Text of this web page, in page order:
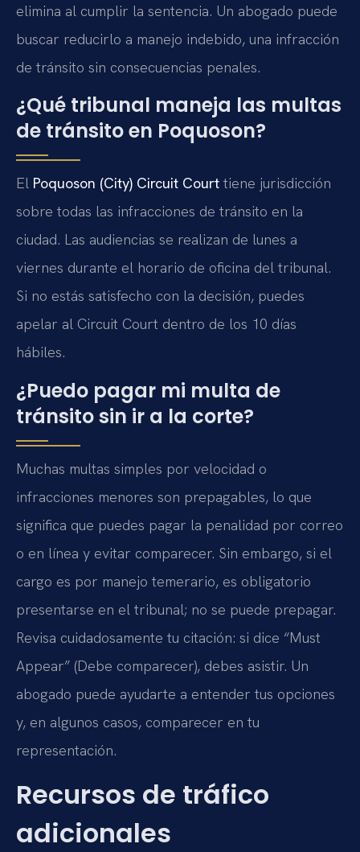
elimina al cumplir la sentencia. Un abogado puede
buscar reducirlo a manejo indebido, una infracción
de tránsito sin consecuencias penales.
¿Qué tribunal maneja las multas
de tránsito en Poquoson?
El Poquoson (City) Circuit Court tiene jurisdicción
sobre todas las infracciones de tránsito en la
ciudad. Las audiencias se realizan de lunes a
viernes durante el horario de oficina del tribunal.
Si no estás satisfecho con la decisión, puedes
apelar al Circuit Court dentro de los 10 días
hábiles.
¿Puedo pagar mi multa de
tránsito sin ir a la corte?
Muchas multas simples por velocidad o
infracciones menores son prepagables, lo que
significa que puedes pagar la penalidad por correo
o en línea y evitar comparecer. Sin embargo, si el
cargo es por manejo temerario, es obligatorio
presentarse en el tribunal; no se puede prepagar.
Revisa cuidadosamente tu citación: si dice “Must
Appear” (Debe comparecer), debes asistir. Un
abogado puede ayudarte a entender tus opciones
y, en algunos casos, comparecer en tu
representación.
Recursos de tráfico
adicionales